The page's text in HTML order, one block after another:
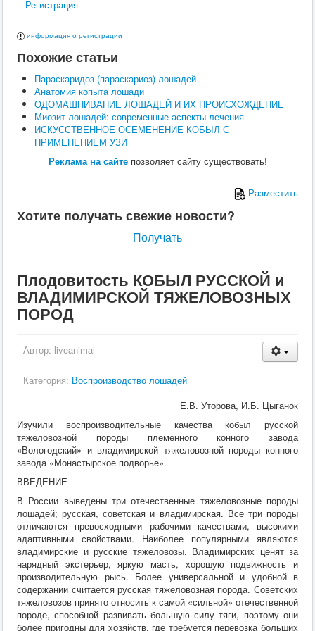
Поведение
Кошки
Ветеринария
Хирургия
Терапия
Заразные заболевания
Инфекционные заболевания
Инвазионные заболевания
Кормление
Поведение
Воспроизводство
Воспроизводство
Прочие
Кролики
Ветеринария
Кормление
Пчелы
Ветеринария
Ветеринария
Мрс
Лошадей
Свиньи
Собаки
Рыбы
Кролики
Пушные
Пчелы
Экзотические животные
Заразные заболевания
Инвазионные болезни
Инфекционные заболевания
Терапия
Гинекология
Диагностика
Регистрация
информация о регистрации
Похожие статьи
Параскаридоз (параскариоз) лошадей
Анатомия копыта лошади
ОДОМАШНИВАНИЕ ЛОШАДЕЙ И ИХ ПРОИСХОЖДЕНИЕ
Миозит лошадей: современные аспекты лечения
ИСКУССТВЕННОЕ ОСЕМЕНЕНИЕ КОБЫЛ С
ПРИМЕНЕНИЕМ УЗИ
Реклама на сайтепозволяет сайту существовать!
Разместить
Хотите получать свежие новости?
Получать
Плодовитость КОБЫЛ РУССКОЙ и
ВЛАДИМИРСКОЙ ТЯЖЕЛОВОЗНЫХ
ПОРОД
Автор: liveanimal
Категория: Воспроизводство лошадей
Е.В. Уторова, И.Б. Цыганок
Изучили воспроизводительные качества кобыл русской
тяжеловозной породы племенного конного завода
«Вологодский» и владимирской тяжеловозной породы конного
завода «Монастырское подворье».
ВВЕДЕНИЕ
В России выведены три отечественные тяжеловозные породы
лошадей; русская, советская и владимирская. Все три породы
отличаются превосходными рабочими качествами, высокими
адаптивными свойствами. Наиболее популярными являются
владимирские и русские тяжеловозы. Владимирских ценят за
нарядный экстерьер, яркую масть, хорошую подвижность и
производительную рысь. Более универсальной и удобной в
содержании считается русская тяжеловозная порода. Советских
тяжеловозов принято относить к самой «сильной» отечественной
породе, способной развивать большую силу тяги, поэтому они
более пригодны для хозяйств, где требуется перевозка больших